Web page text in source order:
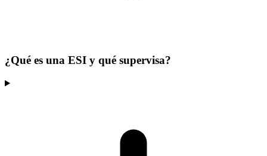
¿Qué es una ESI y qué supervisa?